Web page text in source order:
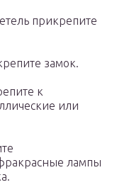
прикрепите
замок.
к
или
лампы